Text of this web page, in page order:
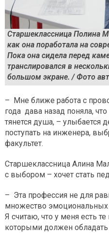
Старшеклассница Полина
как она поработала на
Пока она сидела перед
транслировался в
большом экране. / Фото
– Мне ближе работа с
года дава назад поняла,
тянется душа, – улыбается
поступать на инженера,
факультет.
Старшеклассница Алина
с выбором – хочет стать
– Эта профессия не для
множество эмоциональных
Я считаю, что у меня есть
которыми должен обладать